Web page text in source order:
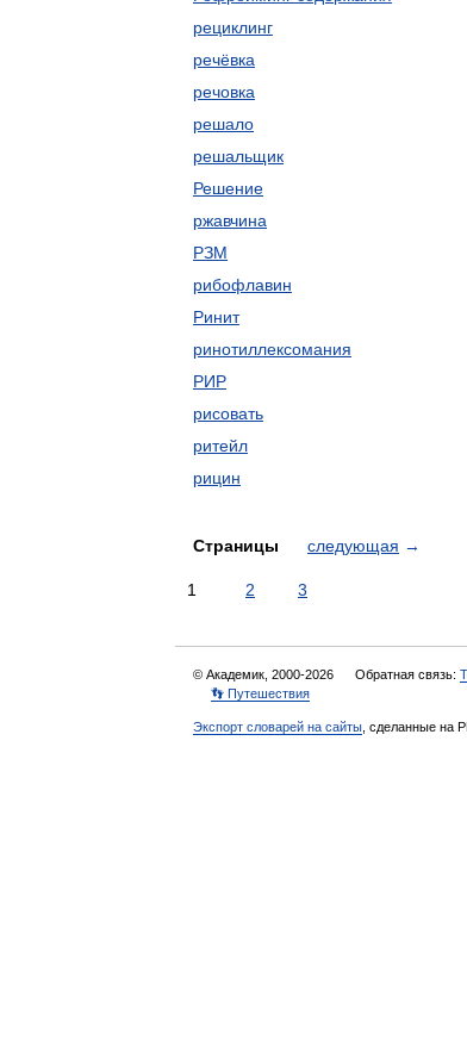
рециклинг
речёвка
речовка
решало
решальщик
Решение
ржавчина
РЗМ
рибофлавин
Ринит
ринотиллексомания
РИР
рисовать
ритейл
рицин
Страницы следующая →
1 2 3
© Академик, 2000-2026 Обратная связь:
👣 Путешествия
Экспорт словарей на сайты , сделанные на